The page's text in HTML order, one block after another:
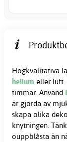
Högkvalitativa
helium eller luft.
timmar. Använd
är gjorda av
skapa olika
knytningen.
ouppblåsta än